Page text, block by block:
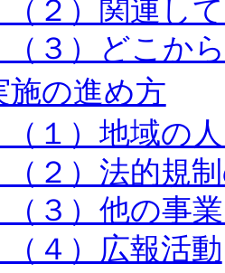
２）関連し
３）どこか
の進め方
１）地域の
２）法的規
３）他の事
４）広報活動